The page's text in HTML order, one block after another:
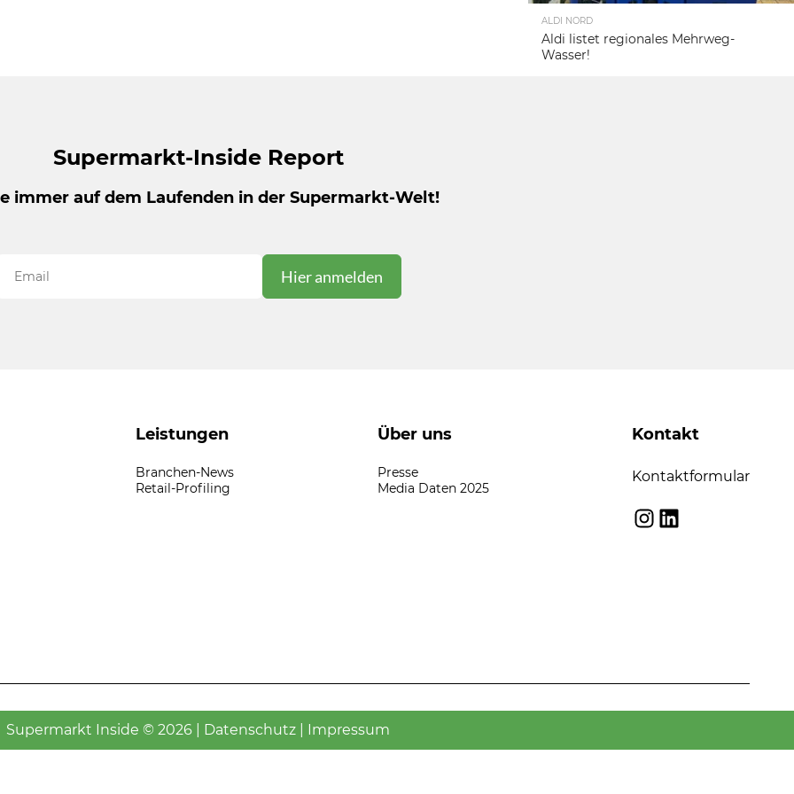
ALDI NORD
Aldi listet regionales Mehrweg-
Wasser!
Supermarkt-Inside Report
immer auf dem Laufenden in der Supermarkt-Welt!
Leistungen
Branchen-News
Retail-Profiling
Über uns
Presse
Media Daten 2025
Kontakt
Kontaktformular
Instagram
LinkedIn
Supermarkt Inside © 2026 | Datenschutz Impressum